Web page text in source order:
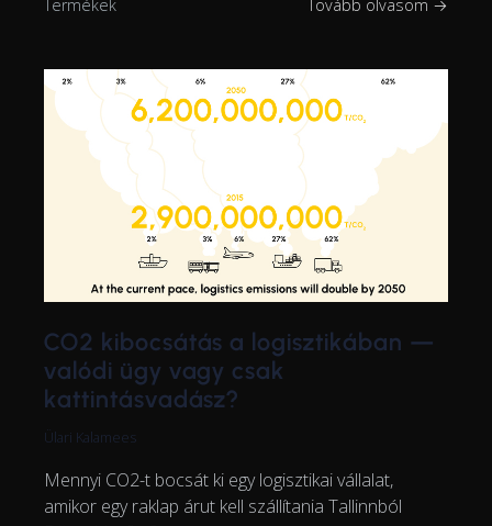
Termékek Tovább olvasom →
CO2 kibocsátás a logisztikában —
valódi ügy vagy csak
kattintásvadász?
Ülari Kalamees
Mennyi CO2-t bocsát ki egy logisztikai vállalat,
amikor egy raklap árut kell szállítania Tallinnból